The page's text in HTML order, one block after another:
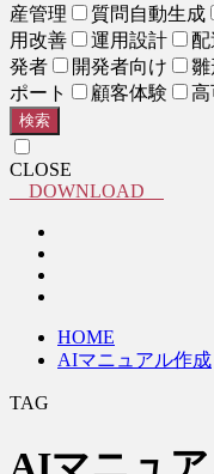
産管理
質問自動生成
用改善
運用設計 配
発者
開発者向け 雛
ポート
顧客体験 高
検索
CLOSE
DOWNLOAD
HOME
AIマニュアル作成
TAG
AIマニュ